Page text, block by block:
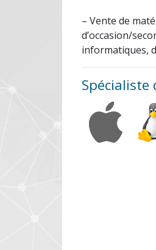
– Vente de
d’occasion/
informatiques,
Spécialiste